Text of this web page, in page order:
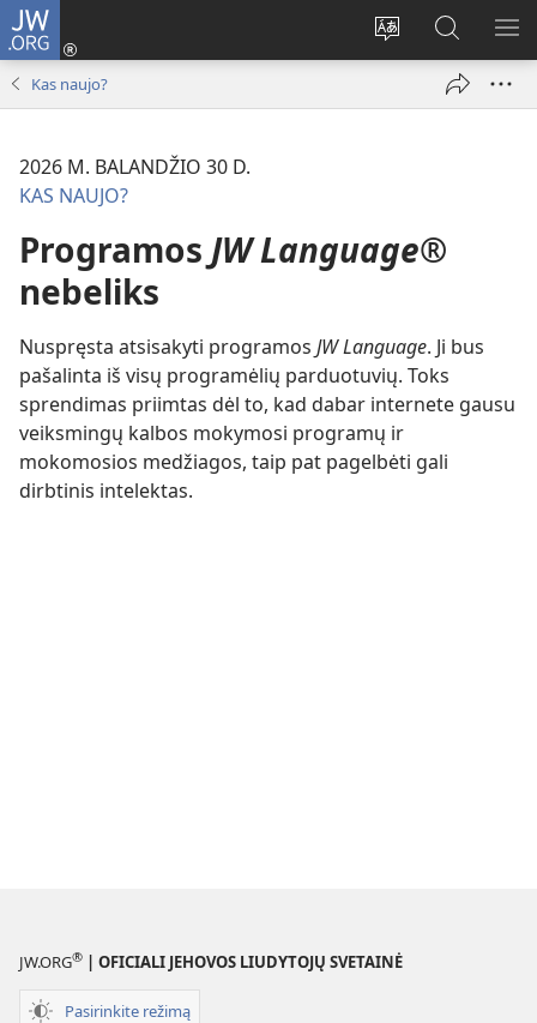
JW.ORG
Pakeisti
svetainės
Prisijungti
(atsiveria Paieška
svetainėje
JW.ORG
Kas naujo?
2026 M. BALANDŽIO 30 D.
KAS NAUJO?
Programos JW Language®
nebeliks
Nuspręsta atsisakyti programos JW Language. Ji bus
pašalinta iš visų programėlių parduotuvių. Toks
sprendimas priimtas dėl to, kad dabar internete gausu
veiksmingų kalbos mokymosi programų ir
mokomosios medžiagos, taip pat pagelbėti gali
dirbtinis intelektas.
JW.ORG® | OFICIALI JEHOVOS LIUDYTOJŲ SVETAINĖ
Pasirinkite režimą